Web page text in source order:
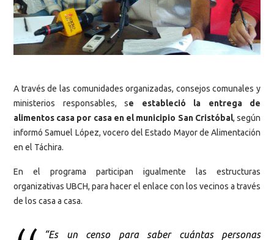
A través de las comunidades organizadas, consejos comunales y
ministerios responsables, se estableció la entrega de
alimentos casa por casa en el municipio San Cristóbal, según
informó Samuel López, vocero del Estado Mayor de Alimentación
en el Táchira.
En el programa participan igualmente las estructuras
organizativas UBCH, para hacer el enlace con los vecinos a través
de los casa a casa.
“Es un censo para saber cuántas personas